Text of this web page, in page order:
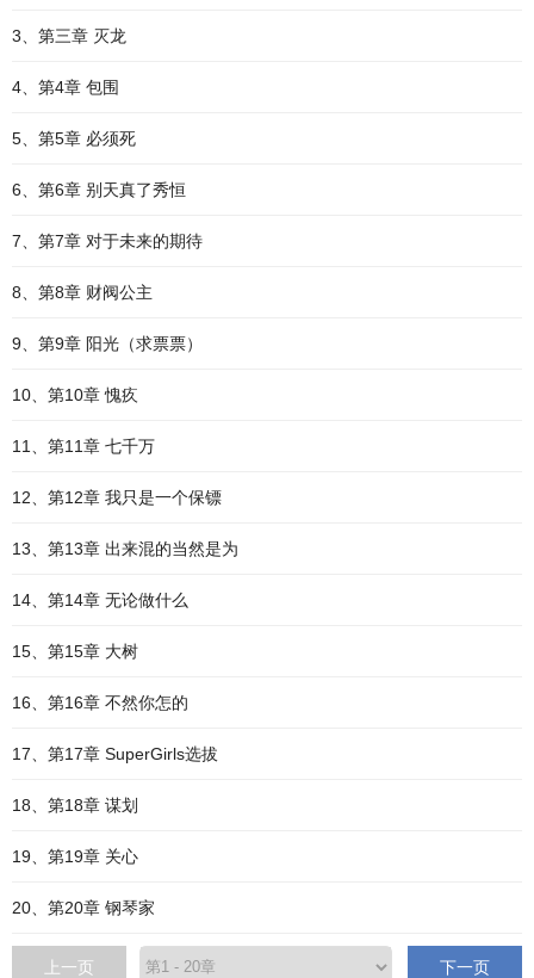
3、第三章 灭龙
4、第4章 包围
5、第5章 必须死
6、第6章 别天真了秀恒
7、第7章 对于未来的期待
8、第8章 财阀公主
9、第9章 阳光（求票票）
10、第10章 愧疚
11、第11章 七千万
12、第12章 我只是一个保镖
13、第13章 出来混的当然是为
14、第14章 无论做什么
15、第15章 大树
16、第16章 不然你怎的
17、第17章 SuperGirls选拔
18、第18章 谋划
19、第19章 关心
20、第20章 钢琴家
上一页 下一页